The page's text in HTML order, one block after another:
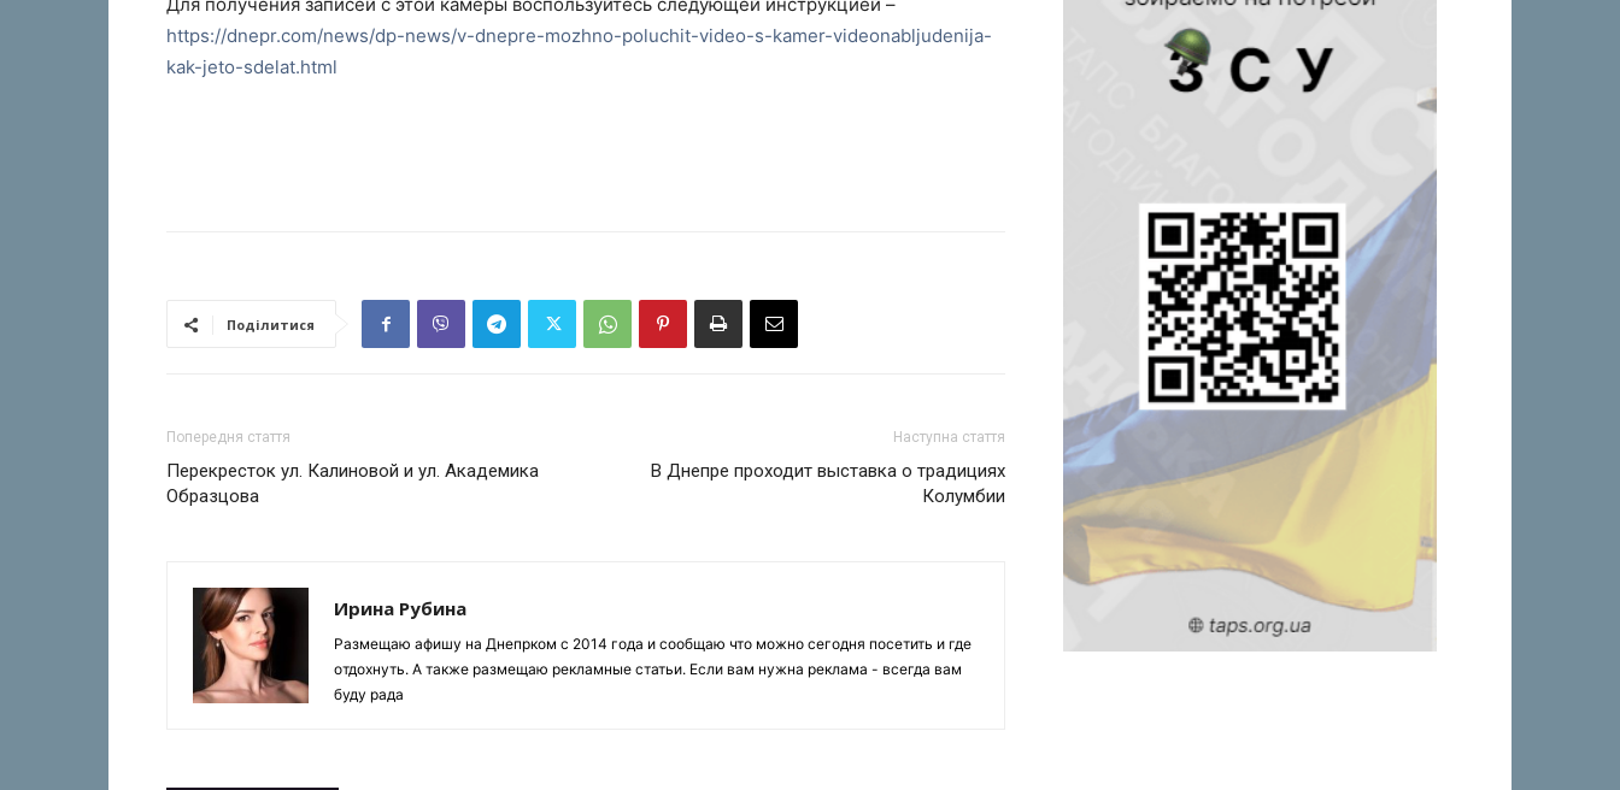
https://dnepr.com/news/dp-news/v-dnepre-mozhno-poluchit-video-s-kamer-videonabljudenija-
kak-jeto-sdelat.html
Поділитися
Попередня стаття
Перекресток ул. Калиновой и ул. Академика
Образцова
Наступна стаття
В Днепре проходит выставка о традициях
Колумбии
Ирина Рубина
Размещаю афишу на Днепрком с 2014 года и сообщаю что можно сегодня посетить и где
отдохнуть. А также размещаю рекламные статьи. Если вам нужна реклама - всегда вам
буду рада